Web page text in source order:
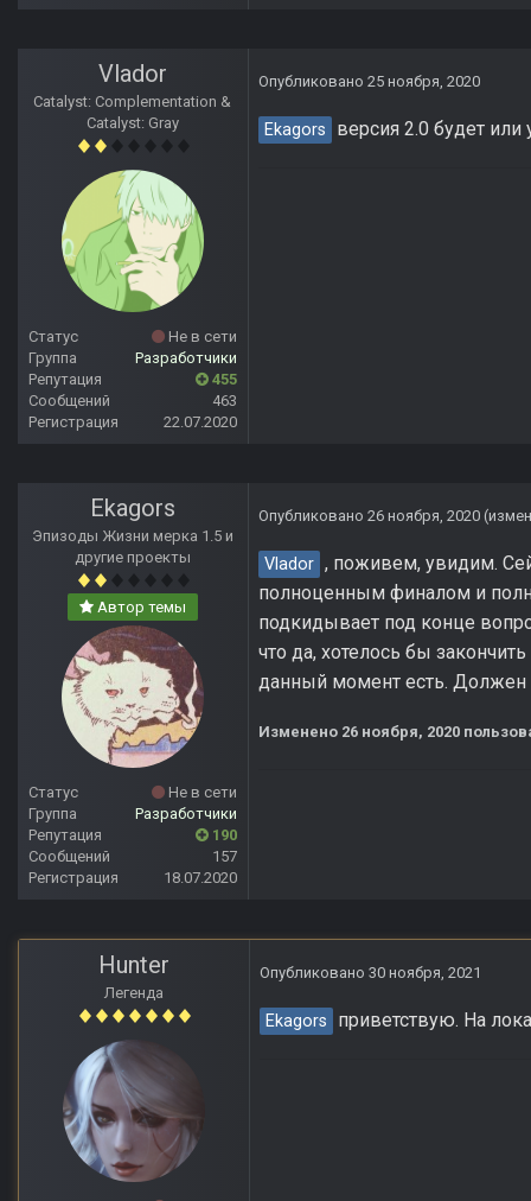
Vlador
Catalyst: Complementation &
Catalyst: Gray
Статус
Не в сети
Группа
Разработчики
Репутация
455
Сообщений
463
Регистрация
22.07.2020
Опубликовано 25 ноября, 2020
Ekagors версия 2.0 будет
Ekagors
Эпизоды Жизни мерка 1.5 и
другие проекты
Автор темы
Статус
Не в сети
Группа
Разработчики
Репутация
190
Сообщений
157
Регистрация
18.07.2020
Опубликовано 26 ноября, 2020
Vlador , поживем, увидим.
полноценным финалом и
подкидывает под конце
что да, хотелось бы
данный момент есть. Должен
Изменено 26 ноября, 2020
Hunter
Легенда
Опубликовано 30 ноября, 2021
Ekagors приветствую. На